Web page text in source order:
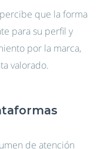
que la forma
para su perfil y
por la marca,
valorado.
de atención